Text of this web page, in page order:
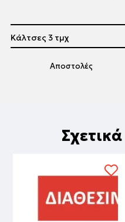
Αποστολές
Κάλτσες 3 τμχ